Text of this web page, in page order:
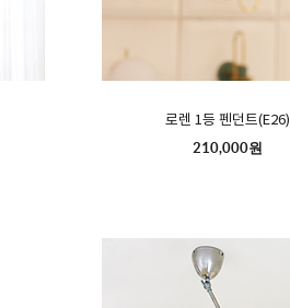
로렌 1등 펜던트(E26)
210,000원